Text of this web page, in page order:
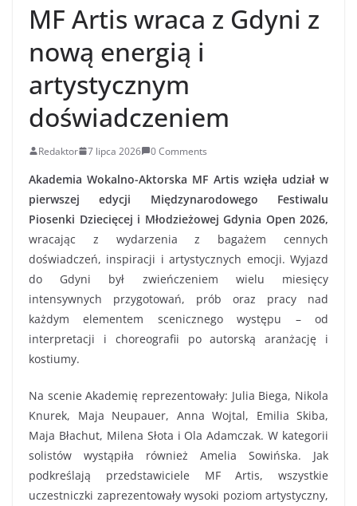
MF Artis wraca z Gdyni z
nową energią i
artystycznym
doświadczeniem
Redaktor 7 lipca 2026 0 Comments
Akademia Wokalno-Aktorska MF Artis wzięła udział w
pierwszej edycji Międzynarodowego Festiwalu
Piosenki Dziecięcej i Młodzieżowej Gdynia Open 2026,
wracając z wydarzenia z bagażem cennych
doświadczeń, inspiracji i artystycznych emocji. Wyjazd
do Gdyni był zwieńczeniem wielu miesięcy
intensywnych przygotowań, prób oraz pracy nad
każdym elementem scenicznego występu – od
interpretacji i choreografii po autorską aranżację i
kostiumy.
Na scenie Akademię reprezentowały: Julia Biega, Nikola
Knurek, Maja Neupauer, Anna Wojtal, Emilia Skiba,
Maja Błachut, Milena Słota i Ola Adamczak. W kategorii
solistów wystąpiła również Amelia Sowińska. Jak
podkreślają przedstawiciele MF Artis, wszystkie
uczestniczki zaprezentowały wysoki poziom artystyczny,